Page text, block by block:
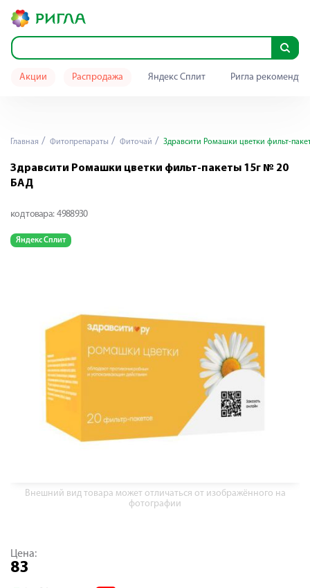
Акции Распродажа Яндекс Сплит Ригла
Главная Фитопрепараты Фиточай Здравсити Ромашки цветки фильт-
Здравсити Ромашки цветки фильт-пакеты 15г № 20
БАД
код товара: 4988930
Яндекс Сплит
Внешний вид товара может отличаться от изображённого на
фотографии
Цена:
83